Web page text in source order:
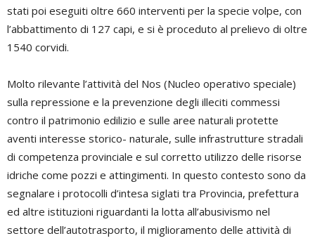
stati poi eseguiti oltre 660 interventi per la specie volpe, con
l’abbattimento di 127 capi, e si è proceduto al prelievo di oltre
1540 corvidi.
Molto rilevante l’attività del Nos (Nucleo operativo speciale)
sulla repressione e la prevenzione degli illeciti commessi
contro il patrimonio edilizio e sulle aree naturali protette
aventi interesse storico- naturale, sulle infrastrutture stradali
di competenza provinciale e sul corretto utilizzo delle risorse
idriche come pozzi e attingimenti. In questo contesto sono da
segnalare i protocolli d’intesa siglati tra Provincia, prefettura
ed altre istituzioni riguardanti la lotta all’abusivismo nel
settore dell’autotrasporto, il miglioramento delle attività di